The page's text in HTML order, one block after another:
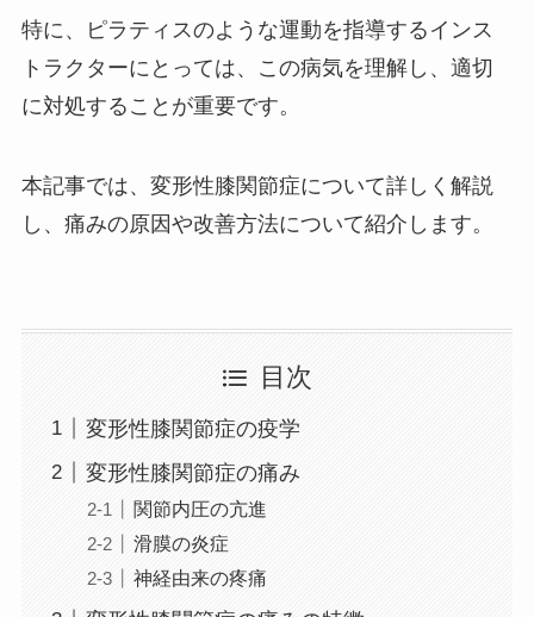
特に、ピラティスのような運動を指導するインス
トラクターにとっては、この病気を理解し、適切
に対処することが重要です。
本記事では、変形性膝関節症について詳しく解説
し、痛みの原因や改善方法について紹介します。
目次
変形性膝関節症の疫学
変形性膝関節症の痛み
関節内圧の亢進
滑膜の炎症
神経由来の疼痛